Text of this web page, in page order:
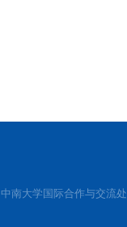
中南大学国际合作与交流处